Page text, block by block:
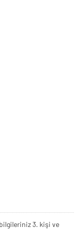
3. kişi ve